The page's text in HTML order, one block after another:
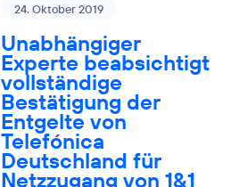
24. Oktober 2019
Unabhängiger
Experte beabsichtigt
vollständige
Bestätigung der
Entgelte von
Telefónica
Deutschland für
Netzzugang von 1&1